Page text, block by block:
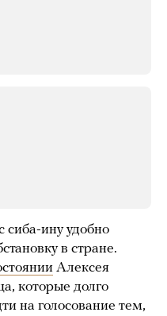
сиба-ину удобно
в стране.
Алексея
которые долго
на голосование тем,